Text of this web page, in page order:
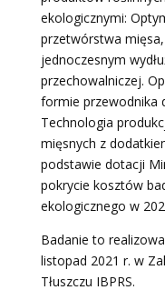
ekologicznymi:
przetwórstwa
jednoczesnym
przechowalniczej.
formie przewodnika
Technologia
mięsnych z
podstawie dotacji
pokrycie kosztów
ekologicznego w
Badanie to
listopad 2021 r. w
Tłuszczu IBPRS.